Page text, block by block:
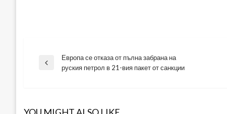
Навигация
Previous
Европа се отказа от пълна забрана на
руския петрол в 21-вия пакет от санкции